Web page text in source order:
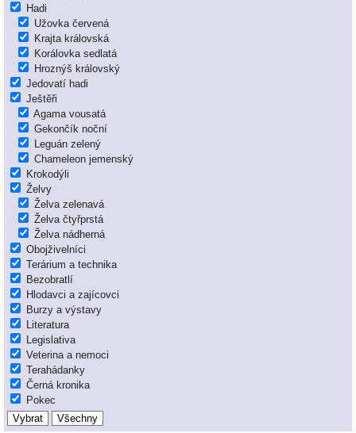
Hadi
Užovka červená
Krajta královská
Korálovka sedlatá
Hroznýš královský
Jedovatí hadi
Ještěři
Agama vousatá
Gekončík noční
Leguán zelený
Chameleon jemenský
Krokodýli
Želvy
Želva zelenavá
Želva čtyřprstá
Želva nádherná
Obojživelníci
Terárium a technika
Bezobratlí
Hlodavci a zajícovci
Burzy a výstavy
Literatura
Legislativa
Veterina a nemoci
Terahádanky
Černá kronika
Pokec